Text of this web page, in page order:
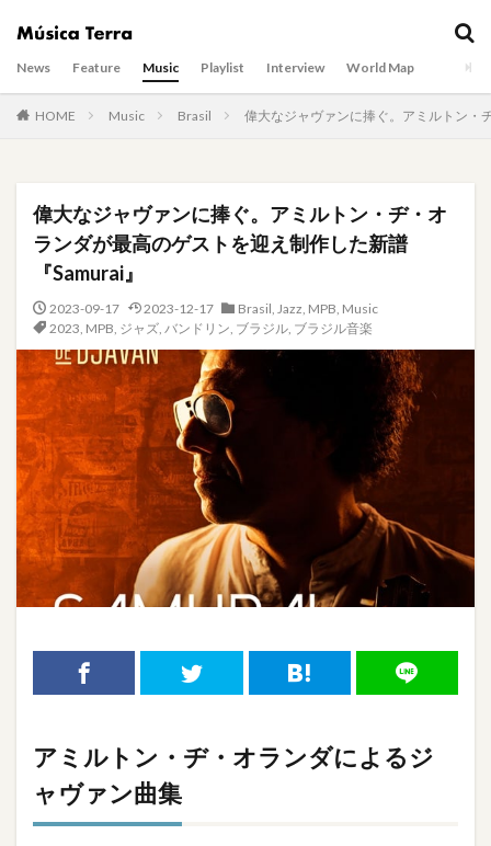
News Feature Music Playlist Interview World Map
HOME Music Brasil 偉大なジャヴァンに捧ぐ。アミルトン・
偉大なジャヴァンに捧ぐ。アミルトン・ヂ・オ
ランダが最高のゲストを迎え制作した新譜
『Samurai』
2023-09-17 2023-12-17 Brasil, Jazz, MPB, Music
2023, MPB, ジャズ, バンドリン, ブラジル, ブラジル音楽
アミルトン・ヂ・オランダによるジ
ャヴァン曲集